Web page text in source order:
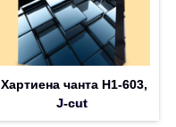
Хартиена чанта H1-603,
J-cut